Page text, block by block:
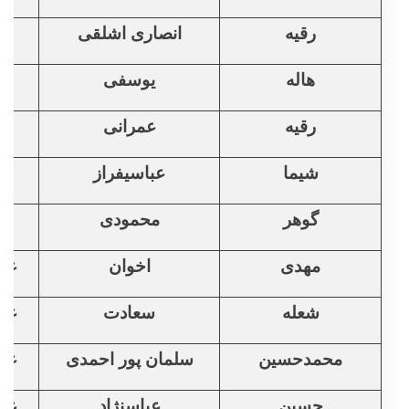
رقیه انصاری اشلقی
هاله یوسفی
رقیه عمرانی
شیما عباسیفراز
گوهر محمودی
مهدی اخوان
شعله سعادت
محمدحسین سلمان پور احمدی